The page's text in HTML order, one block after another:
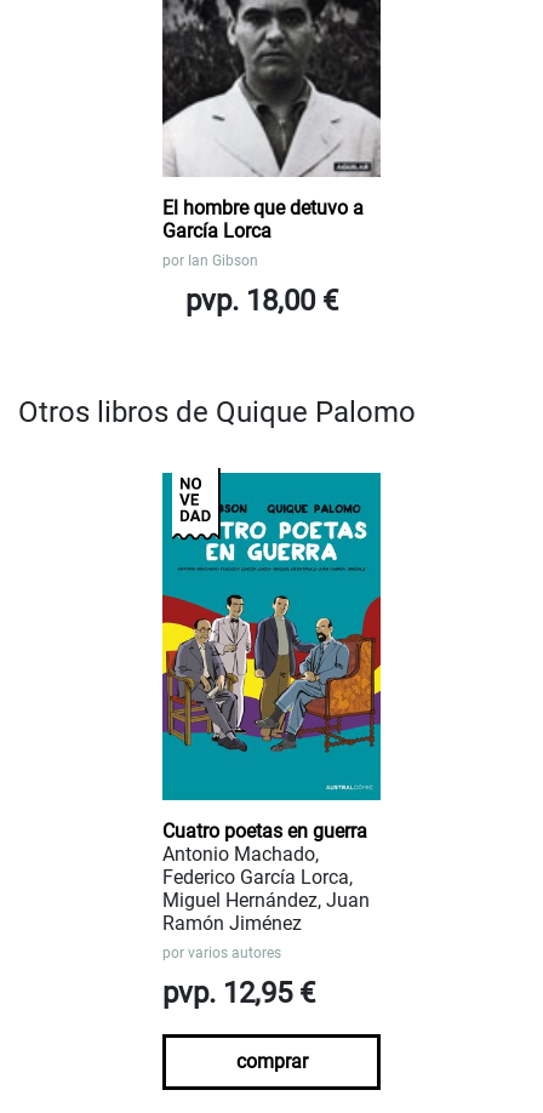
El hombre que detuvo a
García Lorca
por Ian Gibson
pvp. 18,00 €
Otros libros de Quique Palomo
Cuatro poetas en guerra
Antonio Machado,
Federico García Lorca,
Miguel Hernández, Juan
Ramón Jiménez
por varios autores
pvp. 12,95 €
comprar